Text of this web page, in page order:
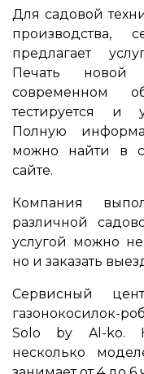
Для садовой
производства,
предлагает
Печать новой
современном
тестируется и
Полную
можно найти в
сайте.
Компания
различной
услугой можно
но и заказать
Сервисный
газонокосилок-
Solo by Al-ko.
несколько